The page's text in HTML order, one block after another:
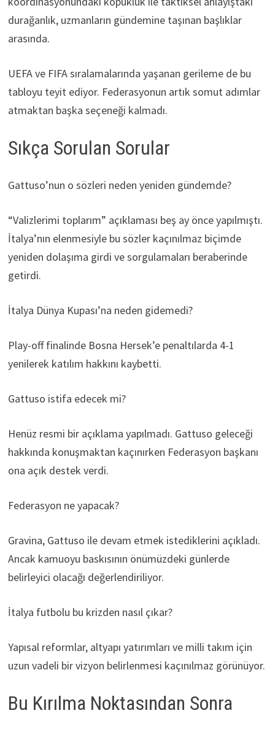
durağanlık, uzmanların gündemine taşınan başlıklar
arasında.
UEFA ve FIFA sıralamalarında yaşanan gerileme de bu
tabloyu teyit ediyor. Federasyonun artık somut adımlar
atmaktan başka seçeneği kalmadı.
Sıkça Sorulan Sorular
Gattuso’nun o sözleri neden yeniden gündemde?
“Valizlerimi toplarım” açıklaması beş ay önce yapılmıştı.
İtalya’nın elenmesiyle bu sözler kaçınılmaz biçimde
yeniden dolaşıma girdi ve sorgulamaları beraberinde
getirdi.
İtalya Dünya Kupası’na neden gidemedi?
Play-off finalinde Bosna Hersek’e penaltılarda 4-1
yenilerek katılım hakkını kaybetti.
Gattuso istifa edecek mi?
Henüz resmi bir açıklama yapılmadı. Gattuso geleceği
hakkında konuşmaktan kaçınırken Federasyon başkanı
ona açık destek verdi.
Federasyon ne yapacak?
Gravina, Gattuso ile devam etmek istediklerini açıkladı.
Ancak kamuoyu baskısının önümüzdeki günlerde
belirleyici olacağı değerlendiriliyor.
İtalya futbolu bu krizden nasıl çıkar?
Yapısal reformlar, altyapı yatırımları ve milli takım için
uzun vadeli bir vizyon belirlenmesi kaçınılmaz görünüyor.
Bu Kırılma Noktasından Sonra